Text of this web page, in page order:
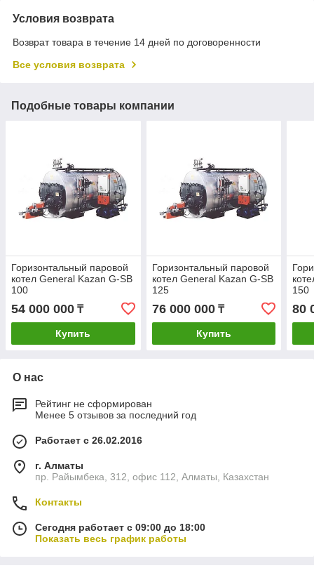
Условия возврата
Возврат товара в течение 14 дней по договоренности
Все условия возврата
Подобные товары компании
Горизонтальный паровой
котел General Kazan G-SB
100
54 000 000 ₸
Купить
Горизонтальный паровой
котел General Kazan G-SB
125
76 000 000₸
Купить
150
80
О нас
Рейтинг не сформирован
Менее 5 отзывов за последний год
Работает с 26.02.2016
г. Алматы
пр. Райымбека, 312, офис 112, Алматы, Казахстан
Контакты
Сегодня работает с 09:00 до 18:00
Показать весь график работы